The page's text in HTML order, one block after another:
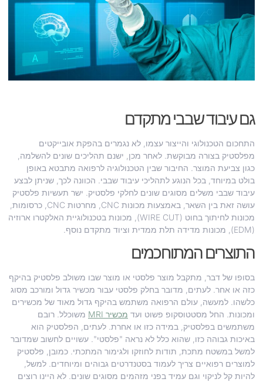
גם עיבוד שבבי מתקדם
התחכום הטכנולוגי והייצור עצמו, לא נגמרים בהפקת אובייקטים
מפלסטיק בצורה מבוקשת. לאחר מכן, ישנם תהליכים שונים להשלמה,
כגון צביעת המוצר. החיבור שבין הטכנולוגיה לרפואה מתבטא באופן
בולט במיוחד, בכל הנוגע לתהליכי עיבוד שבבי. הכוונה לכך, שניתן לבצע
עיבוד שבבי משלים מסוגים שונים לחלקי פלסטיק. ישר תעשיות פלסטיק
עושה זאת בין השאר, באמצעות מכונות CNC, מחרטות CNC, כרסומות,
מכונות לחיתוך בחוט (WIRE CUT), מכונות בטכנולוגיית האלקטרו ארוזיה
(EDM), מכונות מדידה תלת ממדית וציוד מתקדם נוסף.
התוצרים המתוחכמים
בסופו של דבר, מתקבל מוצר פלסטי או מוצר שבו משולב פלסטיק בהיקף
כזה או אחר. לעתים, מדובר בחלק פלסטי עבור מכשיר גדול ומורכב מסוג
כלשהו. למעשה, עולם הרפואה משתמש בהיקף גדול מאוד של מכשירים
ומכונות. החל מסטטוסקופ פשוט ועד מכשיר MRI
משוכלל. רובם
משתמשים בפלסטיק, במידה כזו או אחרת. לעתים, הפלסטיק הוא
באיכות גבוהה כזו, שהוא כלל לא נראה "פלסטי". עשויים לחשוב שמדובר
למשל במשטח מתכת, תודות לחוזקו ולגימור המתכתי. כמובן, פלסטיק
למוצרים רפואיים צריך לעמוד בסטנדרטים גבוהים ומיוחדים. למשל,
להיות קל לניקוי וגם עמיד בפני מזהמים מסוגים שונים. לא היינו רוצים